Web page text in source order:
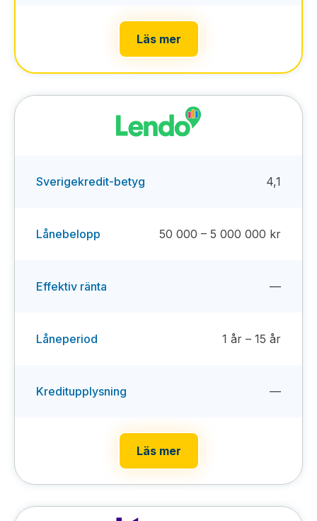
Läs mer
Sverigekredit-betyg 4,1
Lånebelopp 50 000 – 5 000 000 kr
Effektiv ränta —
Låneperiod 1 år – 15 år
Kreditupplysning —
Läs mer